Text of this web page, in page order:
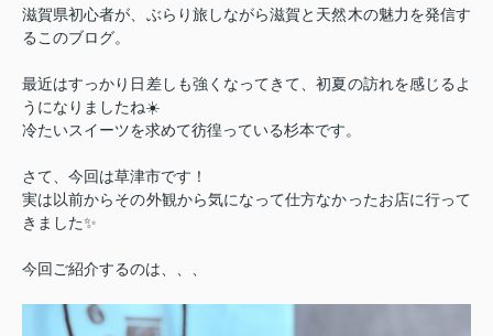
滋賀県初心者が、ぶらり旅しながら滋賀と天然木の魅力を発信す
るこのブログ。
最近はすっかり日差しも強くなってきて、初夏の訪れを感じるよ
うになりましたね☀️
冷たいスイーツを求めて彷徨っている杉本です。
さて、今回は草津市です！
実は以前からその外観から気になって仕方なかったお店に行って
きました✨️
今回ご紹介するのは、、、